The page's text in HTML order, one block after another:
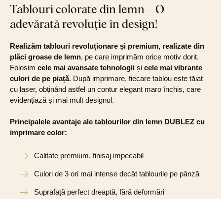
Tablouri colorate din lemn – O
adevărată revoluție în design!
Realizăm tablouri revoluționare și premium, realizate din
plăci groase de lemn, pe care imprimăm orice motiv dorit.
Folosim cele mai avansate tehnologii și cele mai vibrante
culori de pe piață. După imprimare, fiecare tablou este tăiat
cu laser, obținând astfel un contur elegant maro închis, care
evidențiază și mai mult designul.
Principalele avantaje ale tablourilor din lemn DUBLEZ cu
imprimare color:
Calitate premium, finisaj impecabil
Culori de 3 ori mai intense decât tablourile pe pânză
Suprafață perfect dreaptă, fără deformări